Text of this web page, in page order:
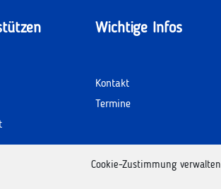
Cookie-Zustimmung verwalten
Wichtige Infos
Kontakt
Termine